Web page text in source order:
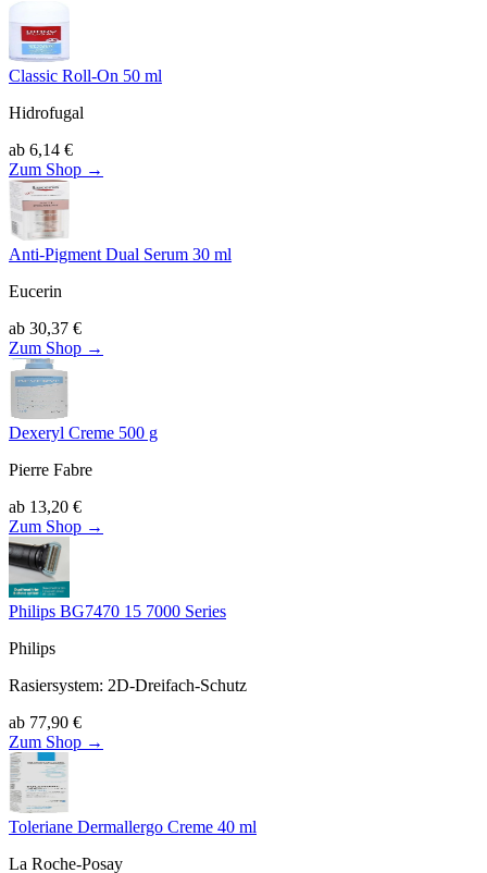
Classic Roll-On 50 ml
Hidrofugal
ab 6,14 €
Zum Shop →
Anti-Pigment Dual Serum 30 ml
Eucerin
ab 30,37 €
Zum Shop →
Dexeryl Creme 500 g
Pierre Fabre
ab 13,20 €
Zum Shop →
Philips BG7470 15 7000 Series
Philips
Rasiersystem: 2D-Dreifach-Schutz
ab 77,90 €
Zum Shop →
Toleriane Dermallergo Creme 40 ml
La Roche-Posay